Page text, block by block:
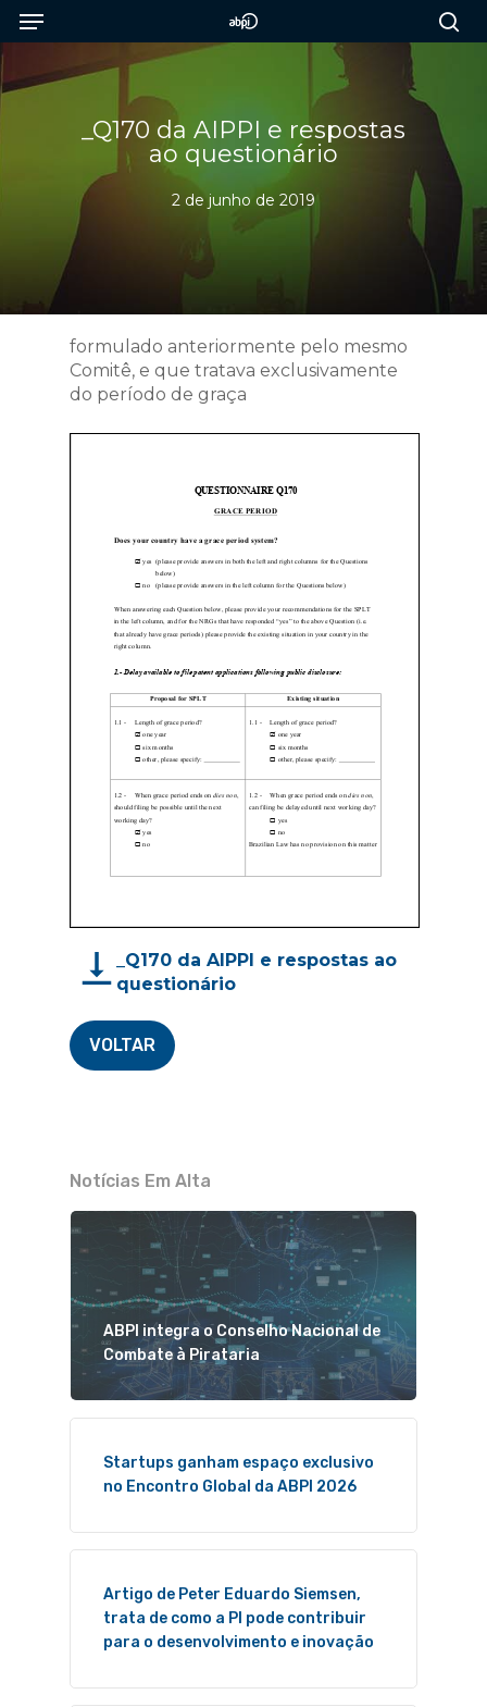
Skip
main
content
Menu
_Q170 da AIPPI e respostas
ao questionário
2 de junho de 2019
formulado anteriormente pelo mesmo
Comitê, e que tratava exclusivamente
do período de graça
_Q170 da AIPPI e respostas ao
questionário
VOLTAR
Notícias Em Alta
ABPI integra o Conselho Nacional de
Combate à Pirataria
Startups ganham espaço exclusivo
no Encontro Global da ABPI 2026
Artigo de Peter Eduardo Siemsen,
trata de como a PI pode contribuir
para o desenvolvimento e inovação